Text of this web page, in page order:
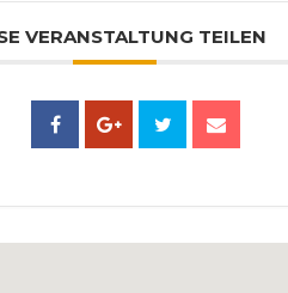
VERANSTALTUNG TEILEN